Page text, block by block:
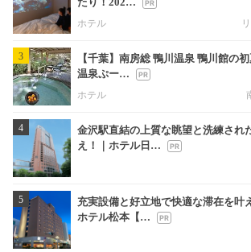
ホテル
3
【千葉】南房総 鴨川温泉 鴨川館の
温泉ぷー…
ホテル
4
金沢駅直結の上質な眺望と洗練され
え！｜ホテル日…
5
充実設備と好立地で快適な滞在を叶
ホテル松本【…